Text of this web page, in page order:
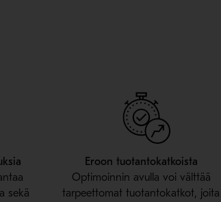
sekä
Eroon tuotantokatkoista
Optimoinnin avulla voi välttää
tarpeettomat tuotantokatkot, joita